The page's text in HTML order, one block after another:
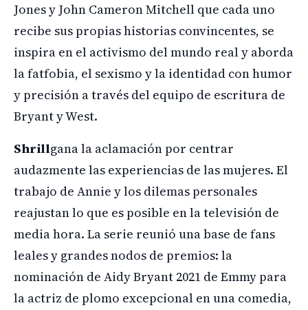
Jones y John Cameron Mitchell que cada uno
recibe sus propias historias convincentes, se
inspira en el activismo del mundo real y aborda
la fatfobia, el sexismo y la identidad con humor
y precisión a través del equipo de escritura de
Bryant y West.
Shrillgana la aclamación por centrar
audazmente las experiencias de las mujeres. El
trabajo de Annie y los dilemas personales
reajustan lo que es posible en la televisión de
media hora. La serie reunió una base de fans
leales y grandes nodos de premios: la
nominación de Aidy Bryant 2021 de Emmy para
la actriz de plomo excepcional en una comedia,